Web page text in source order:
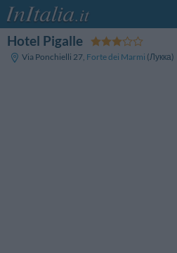
Hotel Pigalle
Via Ponchielli 27, Forte dei Marmi (Лукка)